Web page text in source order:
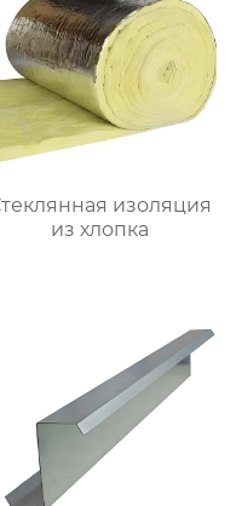
изоляция
из хлопка